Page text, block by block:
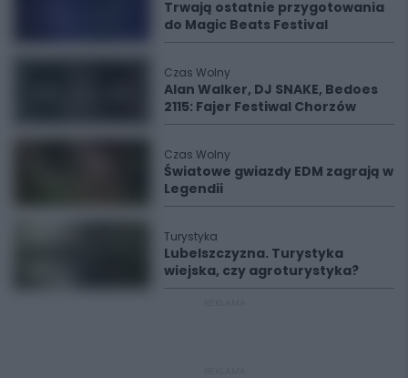
Trwają ostatnie przygotowania
do Magic Beats Festival
Czas Wolny
Alan Walker, DJ SNAKE, Bedoes
2115: Fajer Festiwal Chorzów
Czas Wolny
Światowe gwiazdy EDM zagrają w
Legendii
Turystyka
Lubelszczyzna. Turystyka
wiejska, czy agroturystyka?